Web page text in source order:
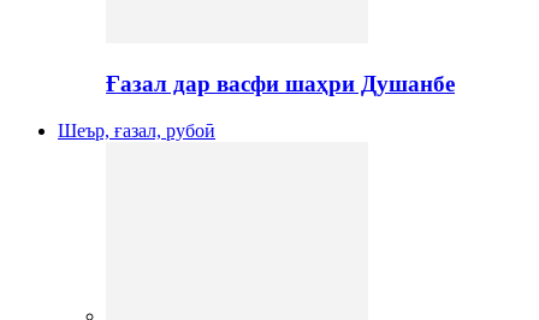
Ғазал дар васфи шаҳри Душанбе
Шеър, ғазал, рубоӣ